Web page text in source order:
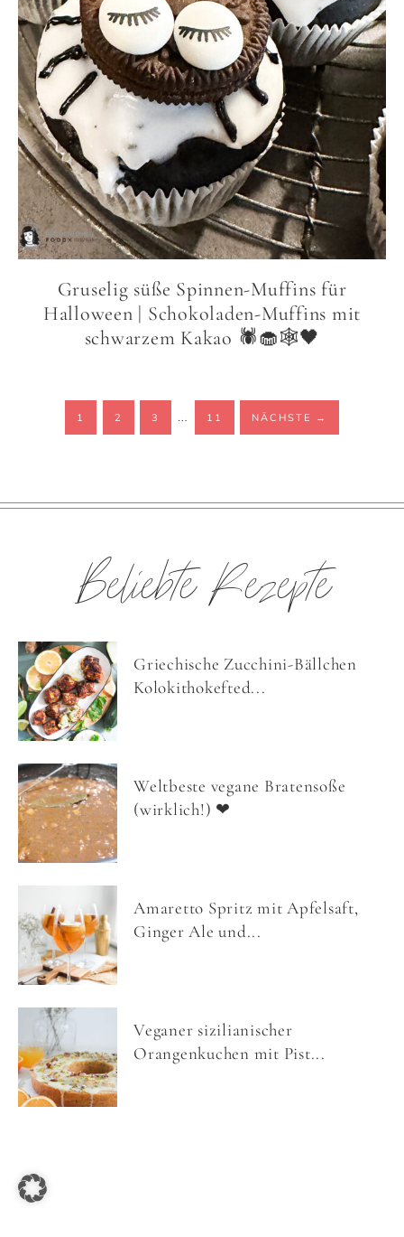
Gruselig süße Spinnen-Muffins für
Halloween | Schokoladen-Muffins mit
schwarzem Kakao 🕷️🧁🕸️🖤
1 2 3 … 11 NÄCHSTE →
Beliebte Rezepte
Griechische Zucchini-Bällchen
Kolokithokefted...
Weltbeste vegane Bratensoße
(wirklich!) ❤
Amaretto Spritz mit Apfelsaft,
Ginger Ale und...
Veganer sizilianischer
Orangenkuchen mit Pist...